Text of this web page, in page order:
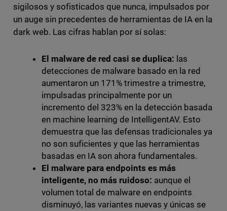
sigilosos y sofisticados que nunca, impulsados por
un auge sin precedentes de herramientas de IA en la
dark web. Las cifras hablan por sí solas:
El malware de red casi se duplica: las
detecciones de malware basado en la red
aumentaron un 171% trimestre a trimestre,
impulsadas principalmente por un
incremento del 323% en la detección basada
en machine learning de IntelligentAV. Esto
demuestra que las defensas tradicionales ya
no son suficientes y que las herramientas
basadas en IA son ahora fundamentales.
El malware para endpoints es más
inteligente, no más ruidoso: aunque el
volumen total de malware en endpoints
disminuyó, las variantes nuevas y únicas se